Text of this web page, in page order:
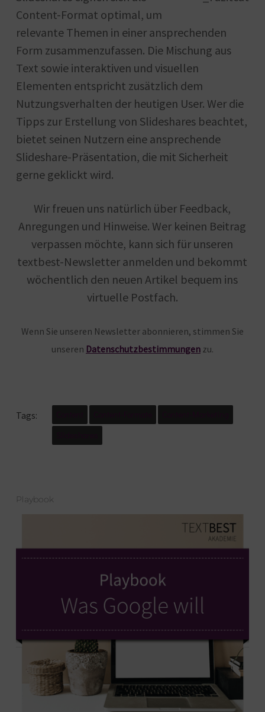
Content-Format optimal, um
relevante Themen in einer ansprechenden
Form zusammenzufassen. Die Mischung aus
Text sowie interaktiven und visuellen
Elementen entspricht zusätzlich dem
Nutzungsverhalten der heutigen User. Wer die
Tipps zur Erstellung von Slideshares beachtet,
bietet seinen Nutzern eine ansprechende
Slideshare-Präsentation, die mit Sicherheit
gerne geklickt wird.
Wir freuen uns natürlich über Feedback,
Anregungen und Hinweise. Wer keinen Beitrag
verpassen möchte, kann sich für unseren
textbest-Newsletter anmelden und bekommt
wöchentlich den neuen Artikel bequem ins
virtuelle Postfach.
Wenn Sie unseren Newsletter abonnieren, stimmen Sie
unseren Datenschutzbestimmungenzu.
Tags:
Playbook